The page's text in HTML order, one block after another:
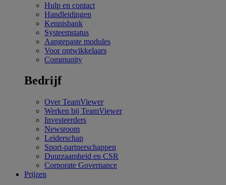
Hulp en contact
Handleidingen
Kennisbank
Systeemstatus
Aangepaste modules
Voor ontwikkelaars
Community
Bedrijf
Over TeamViewer
Werken bij TeamViewer
Investeerders
Newsroom
Leiderschap
Sport-partnerschappen
Duurzaamheid en CSR
Corporate Governance
Prijzen